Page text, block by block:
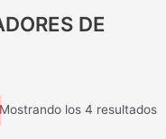
DE
Mostrando los 4 resultados